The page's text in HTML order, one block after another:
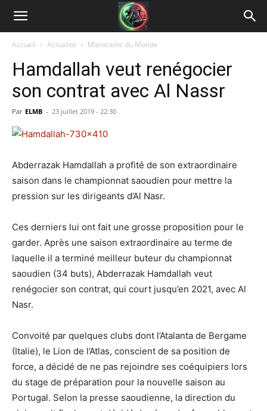
Accueil Actualité Marocains du Monde
Hamdallah veut renégocier
son contrat avec Al Nassr
Par ELMB - 23 juillet 2019 - 22:30
Abderrazak Hamdallah a profité de son extraordinaire
saison dans le championnat saoudien pour mettre la
pression sur les dirigeants d’Al Nasr.
Ces derniers lui ont fait une grosse proposition pour le
garder. Après une saison extraordinaire au terme de
laquelle il a terminé meilleur buteur du championnat
saoudien (34 buts), Abderrazak Hamdallah veut
renégocier son contrat, qui court jusqu’en 2021, avec Al
Nasr.
Convoité par quelques clubs dont l’Atalanta de Bergame
(Italie), le Lion de l’Atlas, conscient de sa position de
force, a décidé de ne pas rejoindre ses coéquipiers lors
du stage de préparation pour la nouvelle saison au
Portugal. Selon la presse saoudienne, la direction du